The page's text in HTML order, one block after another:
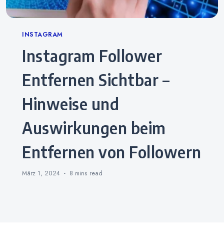
Categories
INSTAGRAM
Instagram Follower
Entfernen Sichtbar –
Hinweise und
Auswirkungen beim
Entfernen von Followern
März 1, 2024 8 mins read